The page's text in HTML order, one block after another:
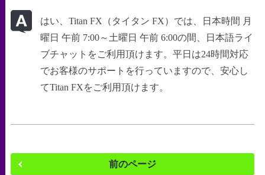
はい、Titan FX（タイタン FX）では、日本時間 月
曜日 午前 7:00～土曜日 午前 6:00の間、日本語ライ
ブチャットをご利用頂けます。平日は24時間対応
でお客様のサポートを行っていますので、安心し
てTitan FXをご利用頂けます。
前のページ